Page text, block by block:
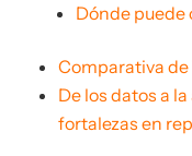
Dónde
Comparativa de
De los datos a
fortalezas en